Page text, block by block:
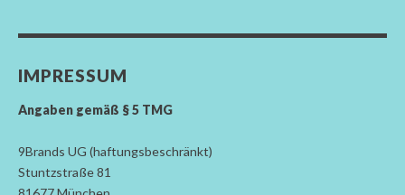
IMPRESSUM
Angaben gemäß § 5 TMG
9Brands UG (haftungsbeschränkt)
Stuntzstraße 81